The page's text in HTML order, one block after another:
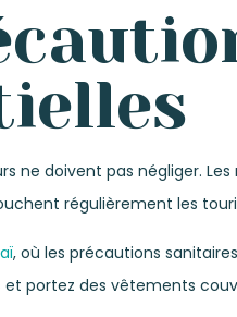
ne doivent pas négliger.
régulièrement les
, où les précautions
portez des vêtements